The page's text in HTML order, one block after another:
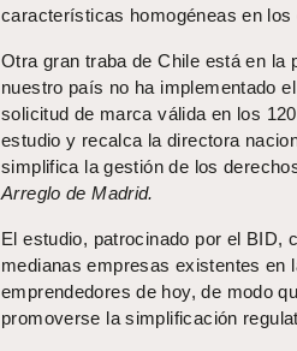
características homogéneas en
Otra gran traba de Chile está en la
nuestro país no ha implementado
solicitud de marca válida en los
estudio y recalca la directora
simplifica la gestión de los
Arreglo de Madrid.
El estudio, patrocinado por el BID,
medianas empresas existentes en
emprendedores de hoy, de modo
promoverse la simplificación